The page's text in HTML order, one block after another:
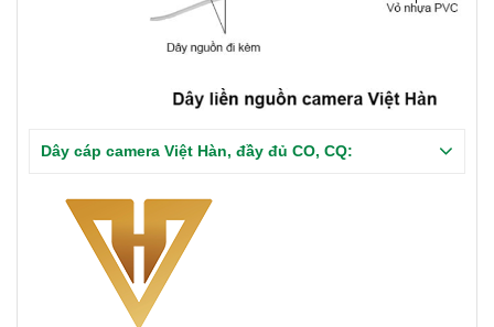
Dây cáp camera Việt Hàn, đầy đủ CO, CQ: